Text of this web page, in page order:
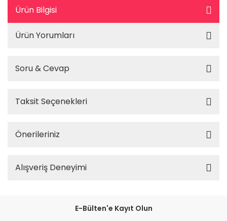
Ürün Bilgisi
Ürün Yorumları
Soru & Cevap
Taksit Seçenekleri
Önerileriniz
Alışveriş Deneyimi
E-Bülten'e Kayıt Olun